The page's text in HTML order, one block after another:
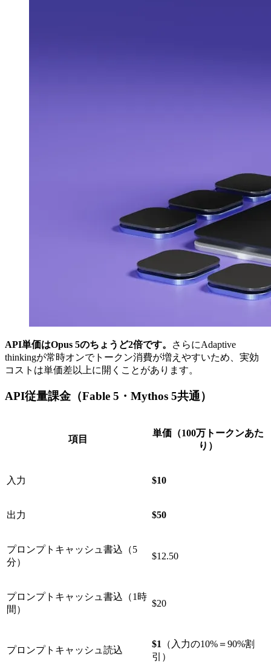
API単価はOpus 5のちょうど2倍です。
さらにAdaptive
thinkingが常時オンでトークン消費が増えやすいため、実効
コストは単価差以上に開くことがあります。
API従量課金（Fable 5・Mythos 5共通）
項目
単価（100万トークンあた
り）
入力 $10
出力 $50
プロンプトキャッシュ書込（5
分）
$12.50
プロンプトキャッシュ書込（1時
間）
$20
プロンプトキャッシュ読込
$1
（入力の10%＝90%割
引）